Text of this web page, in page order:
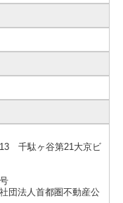
千駄ヶ谷第21大京ビ
団法人首都圏不動産公